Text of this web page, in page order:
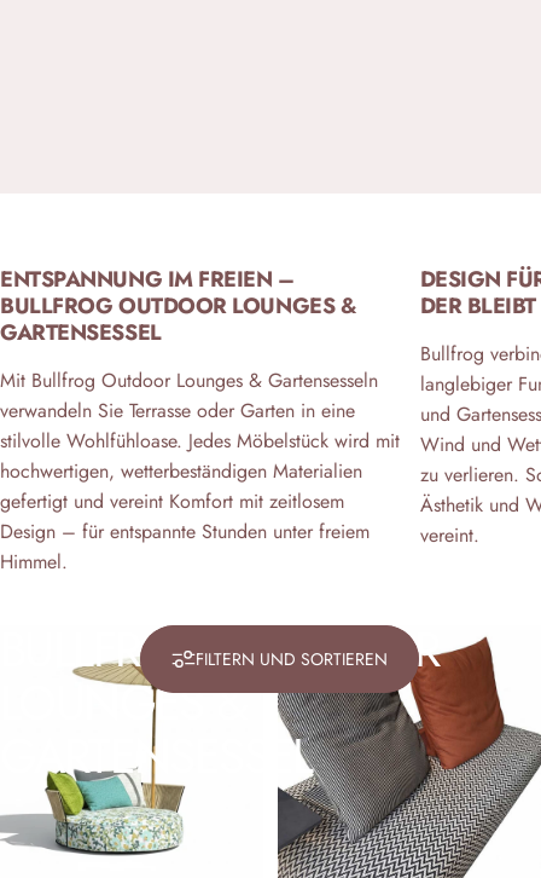
BULLFROGOUTDOOR
LOUNGES&
GARTENSESSEL
ENTSPANNUNG IM FREIEN –
BULLFROG OUTDOOR LOUNGES &
GARTENSESSEL
Mit Bullfrog Outdoor Lounges & Gartensesseln
verwandeln Sie Terrasse oder Garten in eine
stilvolle Wohlfühloase. Jedes Möbelstück wird mit
hochwertigen, wetterbeständigen Materialien
gefertigt und vereint Komfort mit zeitlosem
Design – für entspannte Stunden unter freiem
Himmel.
DESIGN
ER BLEIBT
Bullfrog
langlebiger
und
Wind und
zu verlieren.
Ästhetik und
vereint.
FILTERN UND SORTIEREN